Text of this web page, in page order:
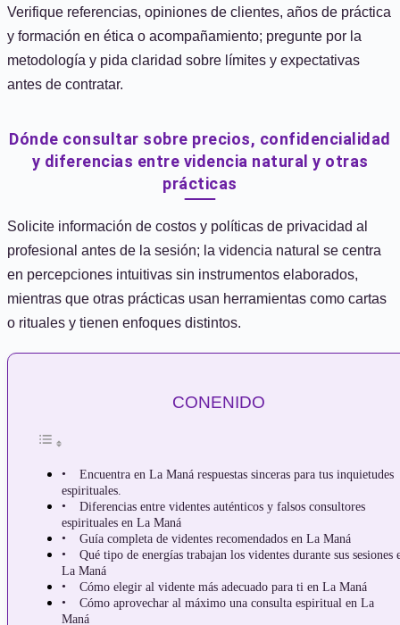
Verifique referencias, opiniones de clientes, años de práctica
y formación en ética o acompañamiento; pregunte por la
metodología y pida claridad sobre límites y expectativas
antes de contratar.
Dónde consultar sobre precios, confidencialidad
y diferencias entre videncia natural y otras
prácticas
Solicite información de costos y políticas de privacidad al
profesional antes de la sesión; la videncia natural se centra
en percepciones intuitivas sin instrumentos elaborados,
mientras que otras prácticas usan herramientas como cartas
o rituales y tienen enfoques distintos.
CONENIDO
Encuentra en La Maná respuestas sinceras para tus inquietudes
espirituales.
Diferencias entre videntes auténticos y falsos consultores
espirituales en La Maná
Guía completa de videntes recomendados en La Maná
Qué tipo de energías trabajan los videntes durante sus sesiones
La Maná
Cómo elegir al vidente más adecuado para ti en La Maná
Cómo aprovechar al máximo una consulta espiritual en La
Maná